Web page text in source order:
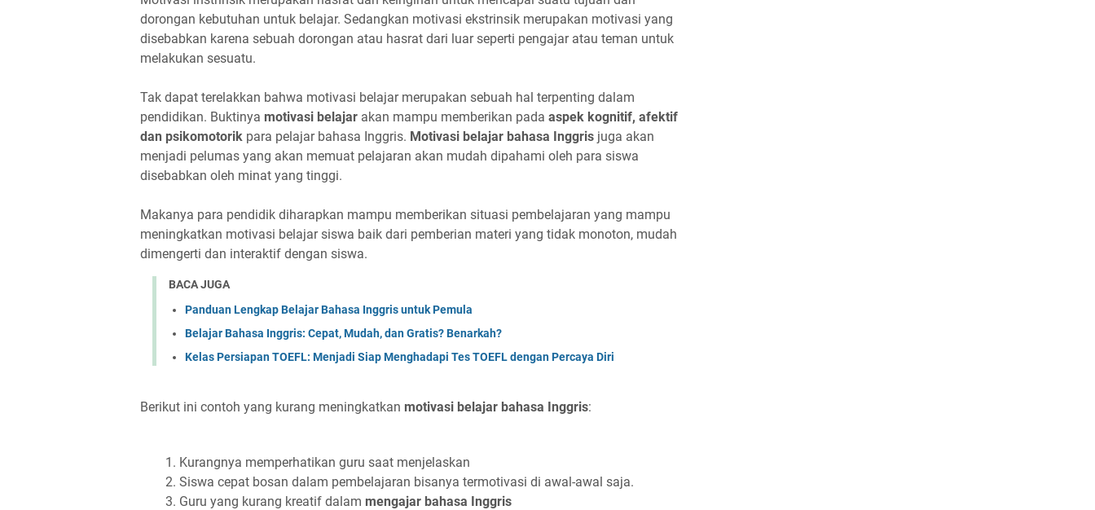
dorongan kebutuhan untuk belajar. Sedangkan motivasi ekstrinsik merupakan motivasi yang
disebabkan karena sebuah dorongan atau hasrat dari luar seperti pengajar atau teman untuk
melakukan sesuatu.
Tak dapat terelakkan bahwa motivasi belajar merupakan sebuah hal terpenting dalam
pendidikan. Buktinya motivasi belajar akan mampu memberikan pada aspek kognitif, afektif
dan psikomotorik para pelajar bahasa Inggris. Motivasi belajar bahasa Inggris juga akan
menjadi pelumas yang akan memuat pelajaran akan mudah dipahami oleh para siswa
disebabkan oleh minat yang tinggi.
Makanya para pendidik diharapkan mampu memberikan situasi pembelajaran yang mampu
meningkatkan motivasi belajar siswa baik dari pemberian materi yang tidak monoton, mudah
dimengerti dan interaktif dengan siswa.
BACA JUGA
Panduan Lengkap Belajar Bahasa Inggris untuk Pemula
Belajar Bahasa Inggris: Cepat, Mudah, dan Gratis? Benarkah?
Kelas Persiapan TOEFL: Menjadi Siap Menghadapi Tes TOEFL dengan Percaya Diri
Berikut ini contoh yang kurang meningkatkan motivasi belajar bahasa Inggris:
Kurangnya memperhatikan guru saat menjelaskan
Siswa cepat bosan dalam pembelajaran bisanya termotivasi di awal-awal saja.
Guru yang kurang kreatif dalam mengajar bahasa Inggris